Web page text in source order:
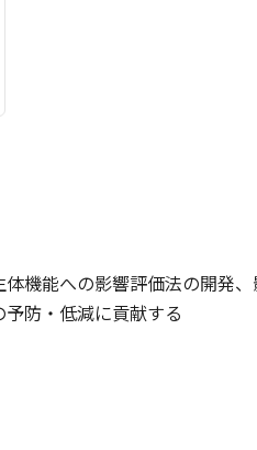
機能への影響評価法の開発
防・低減に貢献する